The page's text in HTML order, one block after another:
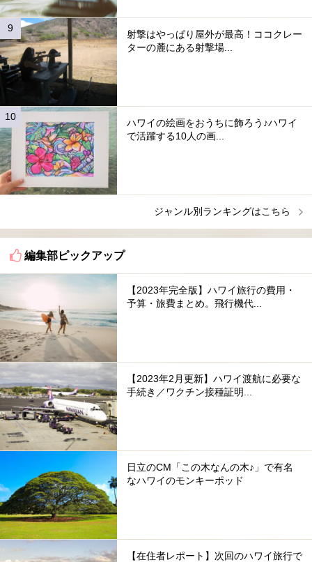
射撃はやっぱり屋外が最高！ココクレー
ターの麓にある射撃場...
ハワイの絵画をおうちに飾ろう♪ハワイ
で活躍する10人の画...
ジャンル別ランキングはこちら
編集部ピックアップ
【2023年完全版】ハワイ旅行の費用・
予算・旅費まとめ。飛行機代...
【2023年2月更新】ハワイ渡航に必要な
手続き／ワクチン接種証明...
日立のCM「この木なんの木♪」で有名
なハワイのモンキーポッド
【在住者レポート】次回のハワイ旅行で